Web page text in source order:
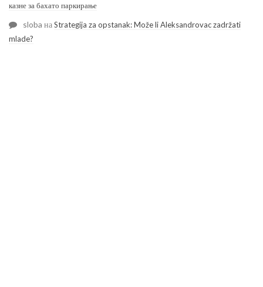
казне за бахато паркирање
sloba наStrategija za opstanak: Može li Aleksandrovac zadržati
mlade?